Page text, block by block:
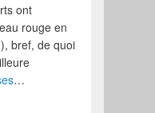
ont
rouge en
bref, de quoi
…